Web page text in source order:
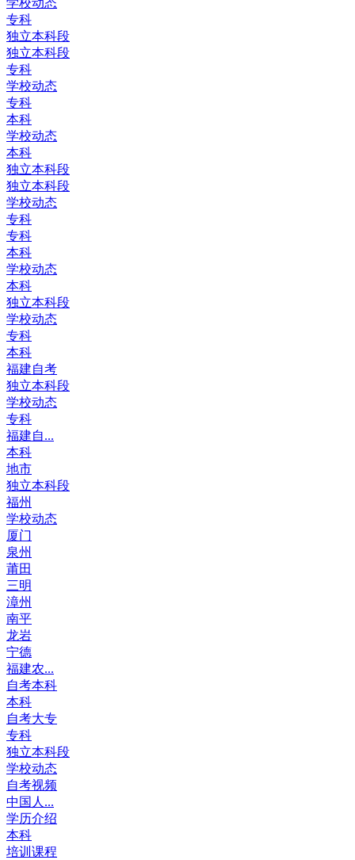
学校动态
专科
独立本科段
独立本科段
专科
学校动态
专科
本科
学校动态
本科
独立本科段
独立本科段
学校动态
专科
专科
本科
学校动态
本科
独立本科段
学校动态
专科
本科
福建自考
独立本科段
学校动态
专科
福建自...
本科
地市
独立本科段
福州
学校动态
厦门
泉州
莆田
三明
漳州
南平
龙岩
宁德
福建农...
自考本科
本科
自考大专
专科
独立本科段
学校动态
自考视频
中国人...
学历介绍
本科
培训课程